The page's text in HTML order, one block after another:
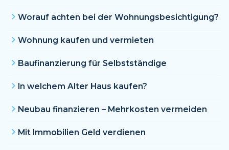
Worauf achten bei der Wohnungsbesichtigung?
Wohnung kaufen und vermieten
Baufinanzierung für Selbstständige
In welchem Alter Haus kaufen?
Neubau finanzieren – Mehrkosten vermeiden
Mit Immobilien Geld verdienen